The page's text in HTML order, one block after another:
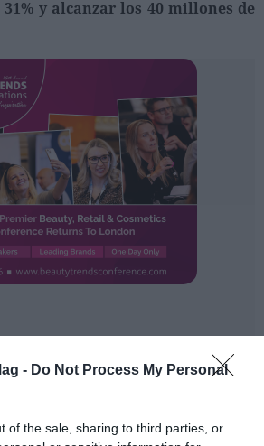
- Do Not Process My Personal
of the sale, sharing to third parties, or
y alcanzar los 40 millones de